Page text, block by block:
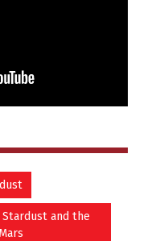
Stardust and the